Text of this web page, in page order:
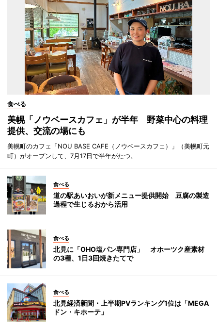
食べる
美幌「ノウベースカフェ」が半年 野菜中心の料理
提供、交流の場にも
美幌町のカフェ「NOU BASE CAFE（ノウベースカフェ）」（美幌町元
町）がオープンして、7月17日で半年がたつ。
食べる
道の駅あいおいが新メニュー提供開始 豆腐の製造
過程で生じるおから活用
食べる
北見に「OHO塩パン専門店」 オホーツク産素材
の3種、1日3回焼きたてで
食べる
北見経済新聞・上半期PVランキング1位は「MEGA
ドン・キホーテ」